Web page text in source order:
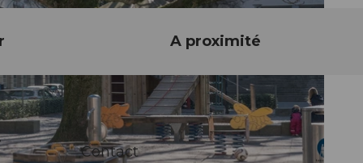
A proximité
Contact